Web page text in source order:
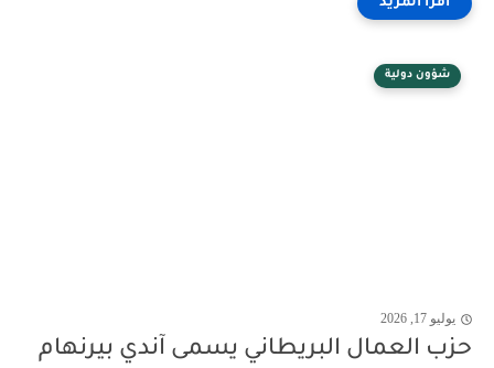
شؤون دولية
يوليو 17, 2026
حزب العمال البريطاني يسمى آندي بيرنهام